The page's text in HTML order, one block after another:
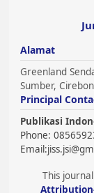
Alamat
Greenland
Sumber,
Principal
Publikasi
Phone:
Email:
This